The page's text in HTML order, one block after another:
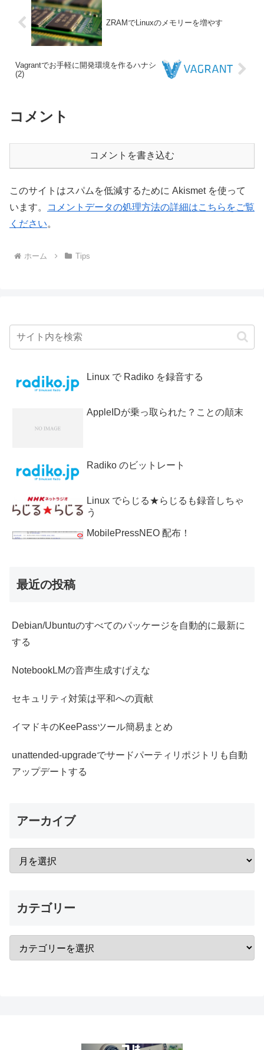
ZRAMでLinuxのメモリーを増やす
Vagrantでお手軽に開発環境を作るハナシ
(2)
コメント
コメントを書き込む
このサイトはスパムを低減するために Akismet を使って
います。
コメントデータの処理方法の詳細はこちらをご覧
ください。
ホーム Tips
Linux で Radiko を録音する
AppleIDが乗っ取られた？ことの顛末
Radiko のビットレート
Linux でらじる★らじるも録音しちゃ
う
MobilePressNEO 配布！
最近の投稿
Debian/Ubuntuのすべてのパッケージを自動的に最新に
する
NotebookLMの音声生成すげえな
セキュリティ対策は平和への貢献
イマドキのKeePassツール簡易まとめ
unattended-upgradeでサードパーティリポジトリも自動
アップデートする
アーカイブ
カテゴリー